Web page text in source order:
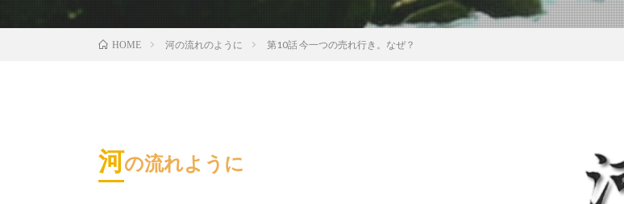
HOME 河の流れのように 第10話 今一つの売れ行き。なぜ？
河の流れように